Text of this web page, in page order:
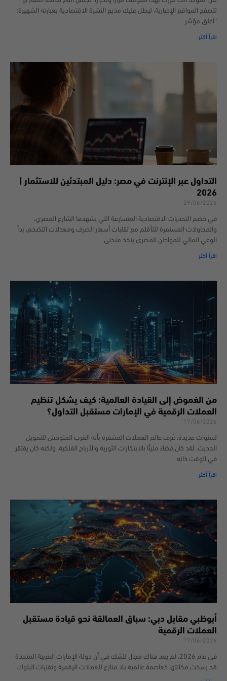
تتصفح المواقع الإخبارية، ليطل عليك مذيع النشرة الاقتصادية بعبارته الشهيرة:
“أغلق مؤشر
اقرأ أكثر
التداول عبر الإنترنت في مصر: دليل المبتدئين للاستثمار |
2026
29/06/2026
في خضم التحديات الاقتصادية المتسارعة التي يشهدها الشارع المصري،
والمحاولات المستمرة للتأقلم مع تقلبات أسعار الصرف ومعدلات التضخم، بدأ
الوعي المالي للمواطن المصري يتخذ منحنى
اقرأ أكثر
من الغموض إلى القيادة العالمية: كيف يشكل تنظيم
العملات الرقمية في الإمارات مستقبل التداول؟
17/06/2026
لسنوات عديدة، عُرف عالم العملات المشفرة بأنه الغرب المتوحش للتمويل
الحديث. لقد كان فضاءً مليئًا بالابتكارات الثورية والأرباح الفلكية، ولكنه كان يفتقر
في الوقت ذاته
اقرأ أكثر
أبوظبي مقابل دبي: سباق العمالقة نحو قيادة مستقبل
العملات الرقمية
17/06/2026
في عام 2026، لم يعد هناك مجال للشك في أن دولة الإمارات العربية المتحدة
قد رسخت مكانتها كعاصمة عالمية بلا منازع للعملات الرقمية وتقنيات البلوك